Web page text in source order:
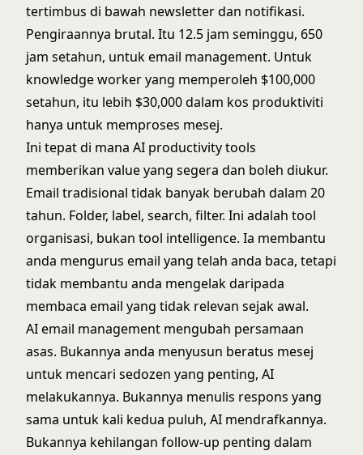
tertimbus di bawah newsletter dan notifikasi.
Pengiraannya brutal. Itu 12.5 jam seminggu, 650
jam setahun, untuk email management. Untuk
knowledge worker yang memperoleh $100,000
setahun, itu lebih $30,000 dalam kos produktiviti
hanya untuk memproses mesej.
Ini tepat di mana AI productivity tools
memberikan value yang segera dan boleh diukur.
Email tradisional tidak banyak berubah dalam 20
tahun. Folder, label, search, filter. Ini adalah tool
organisasi, bukan tool intelligence. Ia membantu
anda mengurus email yang telah anda baca, tetapi
tidak membantu anda mengelak daripada
membaca email yang tidak relevan sejak awal.
AI email management mengubah persamaan
asas. Bukannya anda menyusun beratus mesej
untuk mencari sedozen yang penting, AI
melakukannya. Bukannya menulis respons yang
sama untuk kali kedua puluh, AI mendrafkannya.
Bukannya kehilangan follow-up penting dalam